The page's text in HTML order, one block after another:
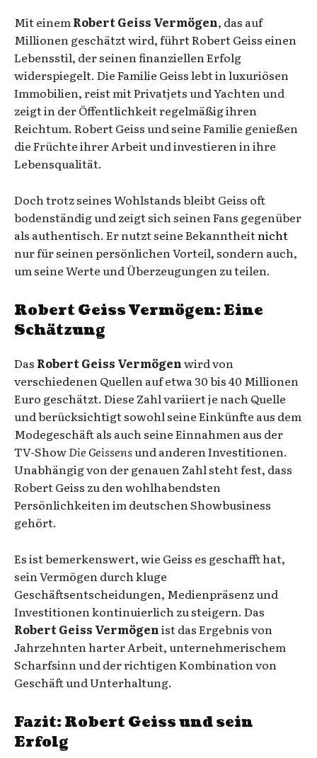
Mit einemRobert Geiss Vermögen, das auf
Millionen geschätzt wird, führt Robert Geiss einen
Lebensstil, der seinen finanziellen Erfolg
widerspiegelt. Die Familie Geiss lebt in luxuriösen
Immobilien, reist mit Privatjets und Yachten und
zeigt in der Öffentlichkeit regelmäßig ihren
Reichtum. Robert Geiss und seine Familie genießen
die Früchte ihrer Arbeit und investieren in ihre
Lebensqualität.
Doch trotz seines Wohlstands bleibt Geiss oft
bodenständig und zeigt sich seinen Fans gegenüber
als authentisch. Er nutzt seine Bekanntheitnicht
nur für seinen persönlichen Vorteil, sondern auch,
um seine Werte und Überzeugungen zu teilen.
Robert Geiss Vermögen: Eine
Schätzung
Das Robert Geiss Vermögenwird von
verschiedenen Quellen auf etwa 30 bis 40 Millionen
Euro geschätzt. Diese Zahl variiert je nach Quelle
und berücksichtigt sowohl seine Einkünfte aus dem
Modegeschäft als auch seine Einnahmen aus der
TV-ShowDie Geissensund anderen Investitionen.
Unabhängig von der genauen Zahl steht fest, dass
Robert Geiss zu den wohlhabendsten
Persönlichkeiten im deutschen Showbusiness
gehört.
Es ist bemerkenswert, wie Geiss es geschafft hat,
sein Vermögen durch kluge
Geschäftsentscheidungen, Medienpräsenz und
Investitionen kontinuierlich zu steigern. Das
Robert Geiss Vermögenist das Ergebnis von
Jahrzehnten harter Arbeit, unternehmerischem
Scharfsinn und der richtigen Kombination von
Geschäft und Unterhaltung.
Fazit: Robert Geiss und sein
Erfolg